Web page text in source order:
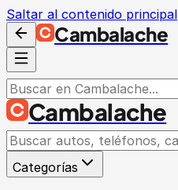
Saltar al contenido principal
Cambalache
Cambalache
Categorías